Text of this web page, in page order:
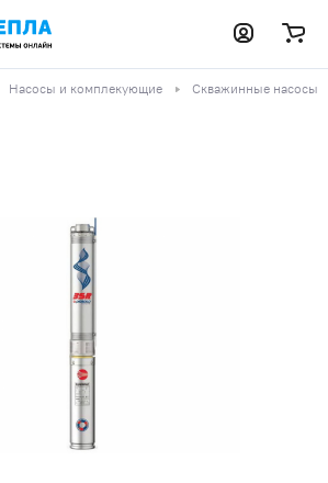
Насосы и комплекующие Скважинные насосы